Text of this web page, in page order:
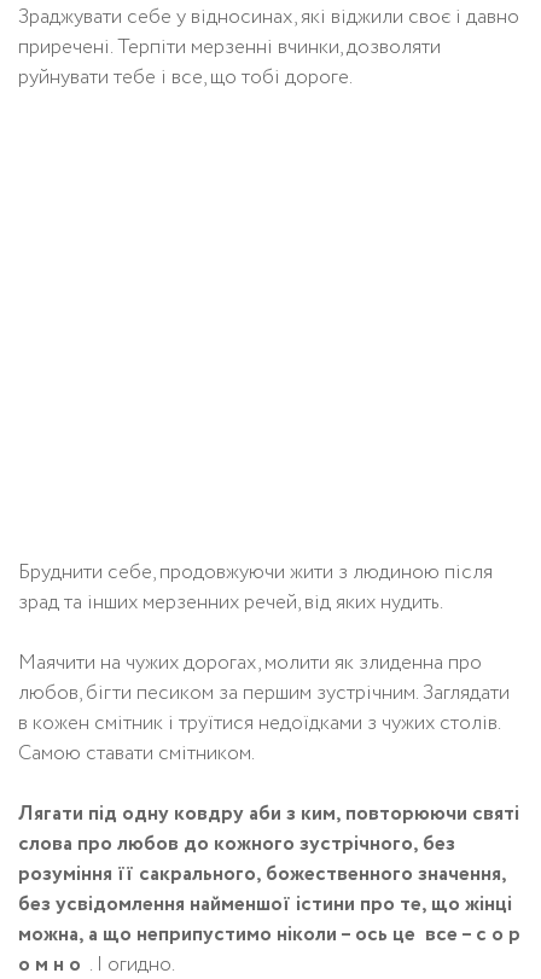
Зраджувати себе у відносинах, які віджили своє і давно
приречені. Терпіти мерзенні вчинки, дозволяти
руйнувати тебе і все, що тобі дороге.
Бруднити себе, продовжуючи жити з людиною після
зрад та інших мерзенних речей, від яких нудить.
Маячити на чужих дорогах, молити як злиденна про
любов, бігти песиком за першим зустрічним. Заглядати
в кожен смітник і труїтися недоїдками з чужих столів.
Самою ставати смітником.
Лягати під одну ковдру аби з ким, повторюючи святі
слова про любов до кожного зустрічного, без
розуміння її сакрального, божественного значення,
без усвідомлення найменшої істини про те, що жінці
можна, а що неприпустимо ніколи – ось це все – с о р
о м н о . І огидно.